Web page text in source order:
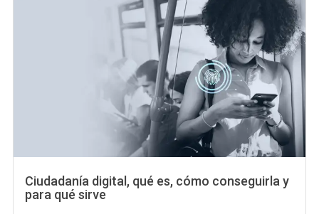
Ciudadanía digital, qué es, cómo conseguirla y
para qué sirve